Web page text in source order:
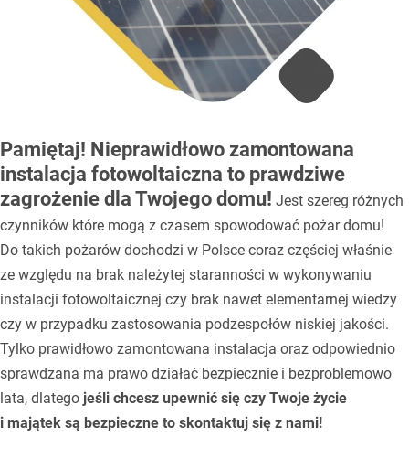
Pamiętaj! Nieprawidłowo zamontowana
instalacja fotowoltaiczna to prawdziwe
zagrożenie dla Twojego domu! Jest szereg różnych
czynników które mogą z czasem spowodować pożar domu!
Do takich pożarów dochodzi w Polsce coraz częściej właśnie
ze względu na brak należytej staranności w wykonywaniu
instalacji fotowoltaicznej czy brak nawet elementarnej wiedzy
czy w przypadku zastosowania podzespołów niskiej jakości.
Tylko prawidłowo zamontowana instalacja oraz odpowiednio
sprawdzana ma prawo działać bezpiecznie i bezproblemowo
lata, dlatego jeśli chcesz upewnić się czy Twoje życie
i majątek są bezpieczne to skontaktuj się z nami!